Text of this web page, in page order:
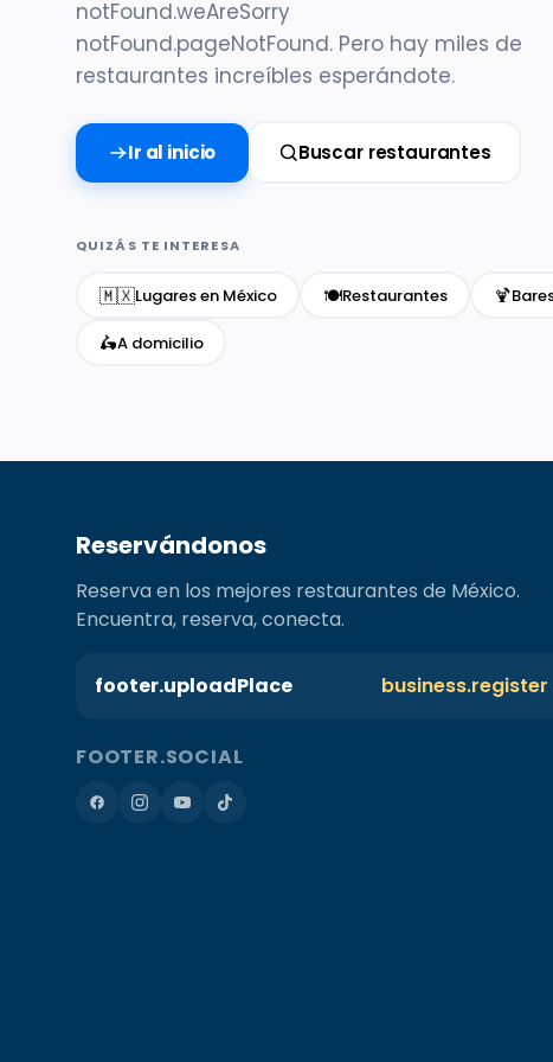
notFound.weAreSorry
notFound.pageNotFound. Pero hay miles de
restaurantes increíbles esperándote.
Ir al inicio Buscar restaurantes
QUIZÁS TE INTERESA
🇲🇽Lugares en México 🍽️Restaurantes 🍹
🛵A domicilio
Reservándonos
Reserva en los mejores restaurantes de México.
Encuentra, reserva, conecta.
footer.uploadPlace
FOOTER.SOCIAL